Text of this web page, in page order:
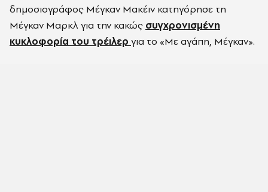
δημοσιογράφος Μέγκαν Μακέιν κατηγόρησε τη
Μέγκαν Μαρκλ για την κακώς συγχρονισμένη
κυκλοφορία του τρέιλερ για το «Με αγάπη, Μέγκαν».